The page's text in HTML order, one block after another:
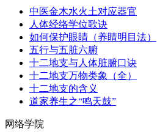
中医金木水火土对应器官
人体经络学位歌诀
如何保护眼睛（养睛明目法）
五行与五脏六腑
十二地支与人体脏腑口诀
十二地支万物类象（全）
十二地支的含义
道家养生之“鸣天鼓”
网络学院